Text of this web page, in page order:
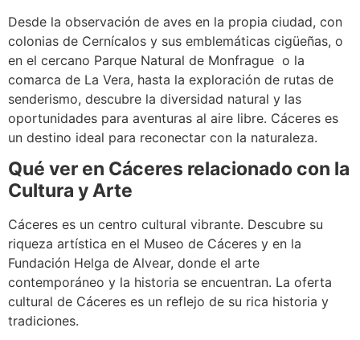
Desde la observación de aves en la propia ciudad, con
colonias de Cernícalos y sus emblemáticas cigüeñas, o
en el cercano Parque Natural de Monfrague o la
comarca de La Vera, hasta la exploración de rutas de
senderismo, descubre la diversidad natural y las
oportunidades para aventuras al aire libre. Cáceres es
un destino ideal para reconectar con la naturaleza.
Qué ver en Cáceres relacionado con la
Cultura y Arte
Cáceres es un centro cultural vibrante. Descubre su
riqueza artística en el Museo de Cáceres y en la
Fundación Helga de Alvear, donde el arte
contemporáneo y la historia se encuentran. La oferta
cultural de Cáceres es un reflejo de su rica historia y
tradiciones.